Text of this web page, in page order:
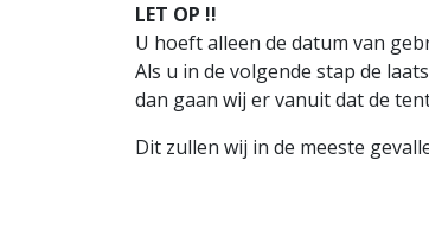
LET OP !!
U hoeft alleen de datum van
Als u in de volgende stap de
dan gaan wij er vanuit dat de
Dit zullen wij in de meeste